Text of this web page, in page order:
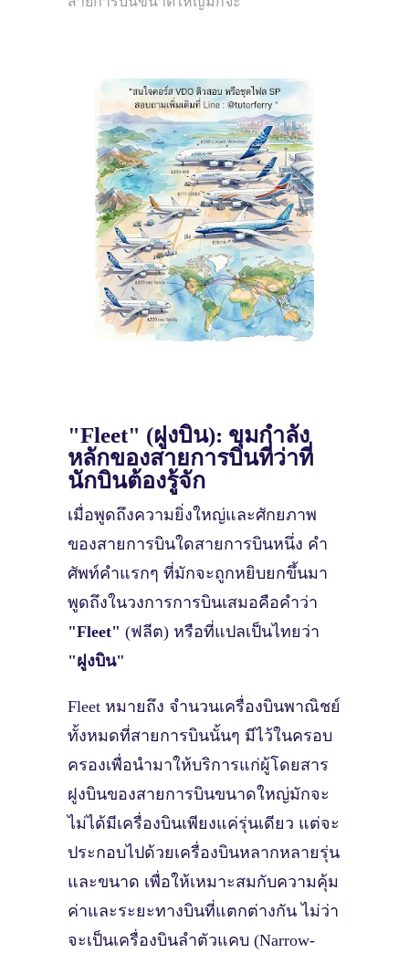
"Fleet" (ฝูงบิน): ขุมกำลัง
หลักของสายการบินที่ว่าที่
นักบินต้องรู้จัก
เมื่อพูดถึงความยิ่งใหญ่และศักยภาพ
ของสายการบินใดสายการบินหนึ่ง คำ
ศัพท์คำแรกๆ ที่มักจะถูกหยิบยกขึ้นมา
พูดถึงในวงการการบินเสมอคือคำว่า
"Fleet" (ฟลีต) หรือที่แปลเป็นไทยว่า
"ฝูงบิน"
Fleet หมายถึง จำนวนเครื่องบินพาณิชย์
ทั้งหมดที่สายการบินนั้นๆ มีไว้ในครอบ
ครองเพื่อนำมาให้บริการแก่ผู้โดยสาร
ฝูงบินของสายการบินขนาดใหญ่มักจะ
ไม่ได้มีเครื่องบินเพียงแค่รุ่นเดียว แต่จะ
ประกอบไปด้วยเครื่องบินหลากหลายรุ่น
และขนาด เพื่อให้เหมาะสมกับความคุ้ม
ค่าและระยะทางบินที่แตกต่างกัน ไม่ว่า
จะเป็นเครื่องบินลำตัวแคบ (Narrow-